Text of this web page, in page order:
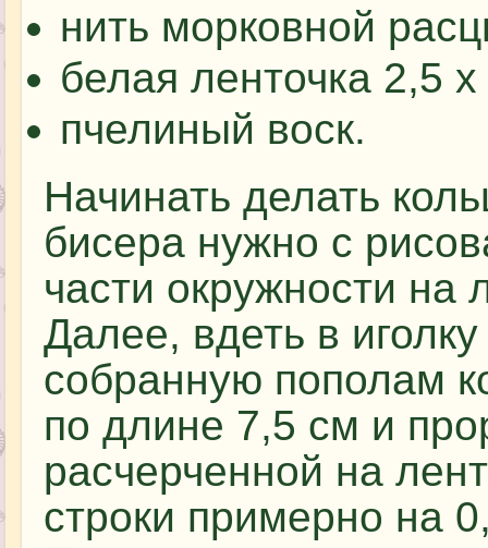
нить морковной
белая ленточка 2,5
пчелиный воск.
Начинать делать
бисера нужно с
части окружности на
Далее, вдеть в иголку
собранную пополам
по длине 7,5 см и
расчерченной на
строки примерно на